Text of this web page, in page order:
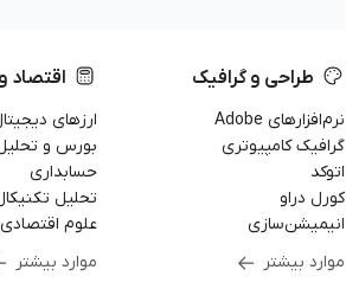
طراحی و گرافیک
نرم‌افزارهای Adobe
گرافیک کامپیوتری
اتوکد
کورل دراو
انیمیشن‌سازی
موارد بیشتر
اقتصاد
ارزهای
بورس و
حسابداری
تحلیل
علوم
موارد بیشتر